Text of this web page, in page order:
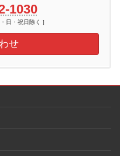
1030
日・祝日除く ]
せ